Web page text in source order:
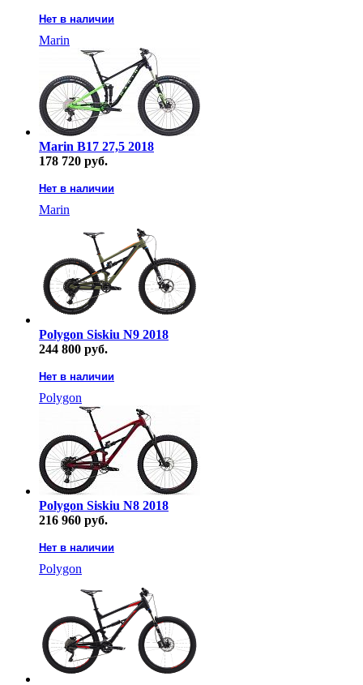
Нет в наличии
Marin
Marin B17 27,5 2018
178 720 руб.
Нет в наличии
Marin
Polygon Siskiu N9 2018
244 800 руб.
Нет в наличии
Polygon
Polygon Siskiu N8 2018
216 960 руб.
Нет в наличии
Polygon